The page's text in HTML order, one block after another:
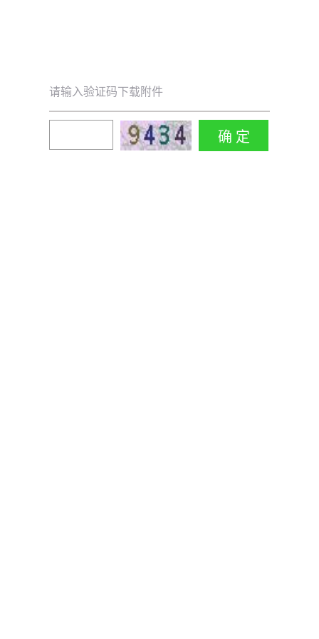
请输入验证码下载附件